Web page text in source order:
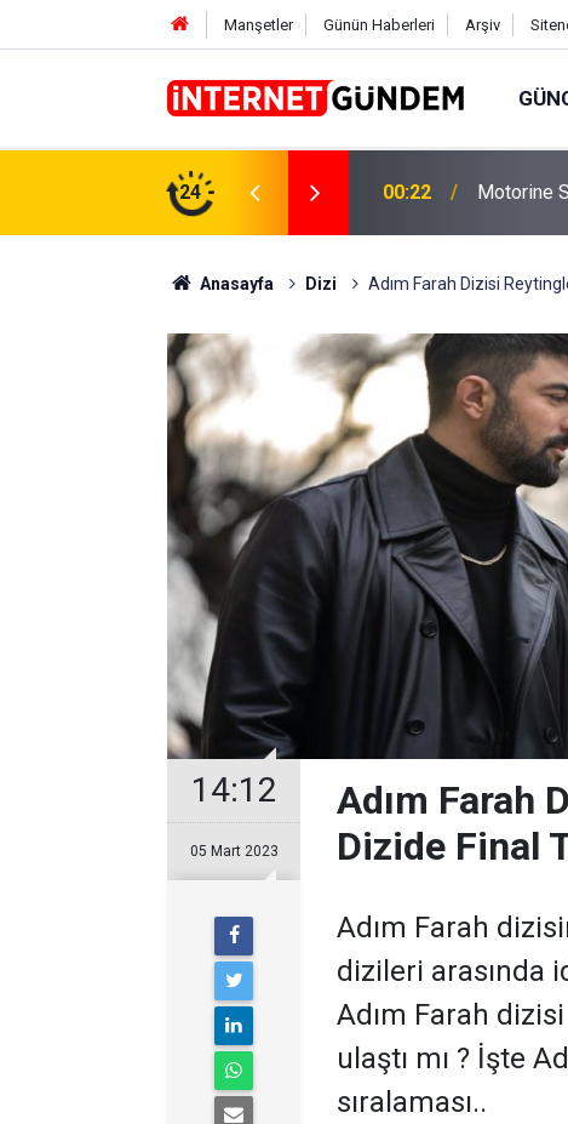
Manşetler Günün Haberleri Arşiv
24
TL Yükseliyor: İşte Yeni Fiyatlar.. 15:58
Neşet
Anasayfa Dizi Adım Farah Dizisi
14:12
05 Mart 2023
Adım Farah
Dizide Final
Adım Farah
dizileri arasında
Adım Farah
ulaştı mı ? İşte
sıralaması..